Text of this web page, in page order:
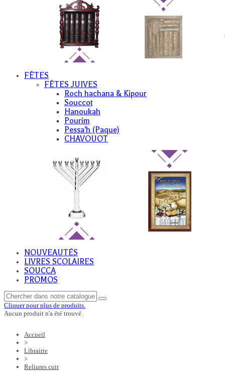
FÊTES
FÊTES JUIVES
Roch hachana & Kipour
Souccot
Hanoukah
Pourim
Pessa'h (Paque)
CHAVOUOT
NOUVEAUTÉS
LIVRES SCOLAIRES
SOUCCA
PROMOS
Cliquer pour plus de produits.
Aucun produit n'a été trouvé.
Accueil
>
Librairie
>
Reliures cuir